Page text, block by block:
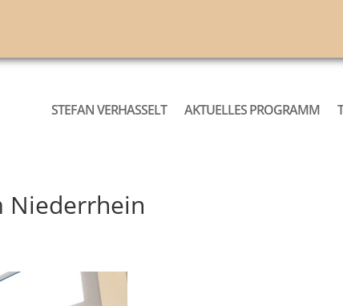
STEFAN VERHASSELT AKTUELLES PROGRAMM
Niederrhein